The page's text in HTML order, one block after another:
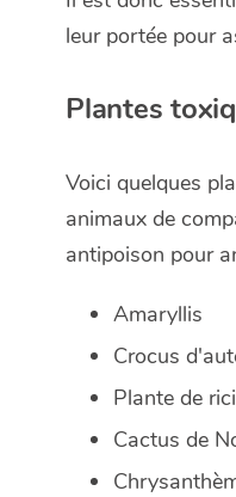
leur portée pour
Plantes
Voici quelques
animaux de
antipoison pour
Amaryllis
Crocus
Plante de
Cactus de